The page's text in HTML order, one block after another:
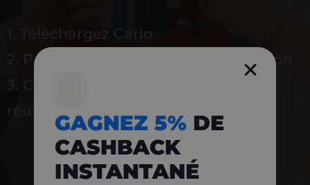
1. Téléchargez Carlo
2. Payez en magasin avec l’application
3. Gagnez instantanément 5 % à
réutiliserGAGNEZ 5% DE
CASHBACK
INSTANTANÉ